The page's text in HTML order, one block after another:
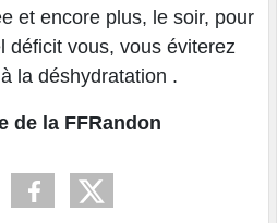
et encore plus, le soir, pour
déficit vous, vous éviterez
la déshydratation .
de la FFRandon